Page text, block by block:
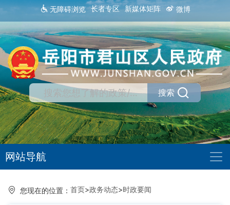
无障碍浏览 长者专区 新媒体矩阵 微博
搜索
网站导航
您现在的位置： 首页>政务动态>时政要闻